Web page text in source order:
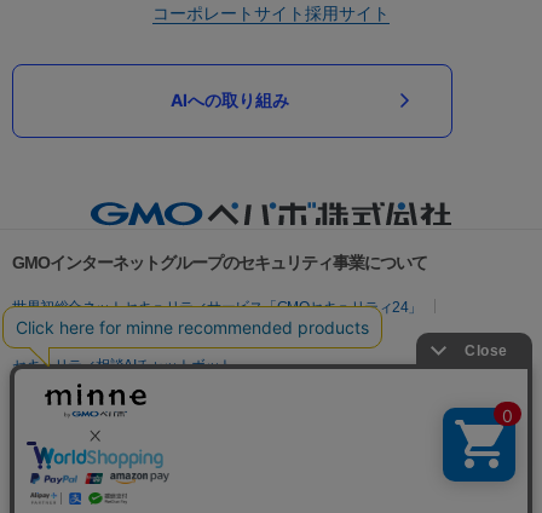
コーポレートサイト採用サイト
AIへの取り組み
GMOインターネットグループのセキュリティ事業について
世界初総合ネットセキュリティサービス「GMOセキュリティ24」
パスワード漏洩診断
Webサイトリスク診断
セキュリティ相談AIチャットボット
実在証明・盗聴対策
サイバー攻撃対策（GMO Flatt Security）
セキュリティ事業の軌跡